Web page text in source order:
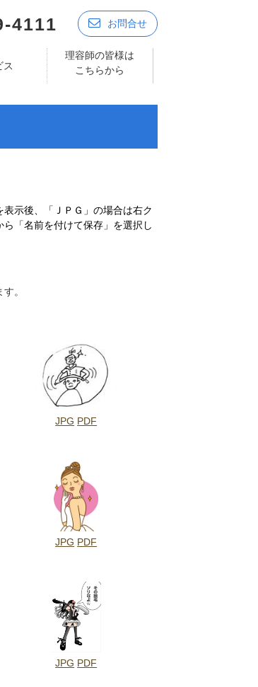
4111 お問合せ
ス
理容師の皆様は
こちらから
示後、「ＪＰＧ」の場合は右ク
「名前を付けて保存」を選択し
。
JPG PDF
JPG PDF
JPG PDF